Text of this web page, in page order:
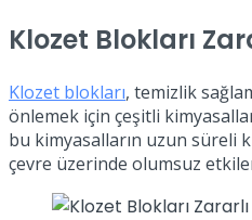
Klozet Blokları
Klozet blokları, temizlik
önlemek için çeşitli
bu kimyasalların uzun süreli
çevre üzerinde olumsuz